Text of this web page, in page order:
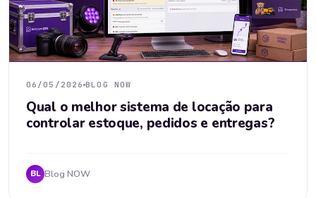
06/05/2026 BLOG NOW
Qual o melhor sistema de locação para
controlar estoque, pedidos e entregas?
BL Blog NOW